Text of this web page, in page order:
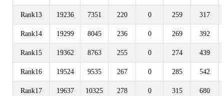
Rank13 19236 7351 220 0 259 317
Rank14 19299 8045 236 0 269 392
Rank15 19362 8763 255 0 274 439
Rank16 19524 9535 267 0 285 542
Rank17 19637 10325 278 0 315 680